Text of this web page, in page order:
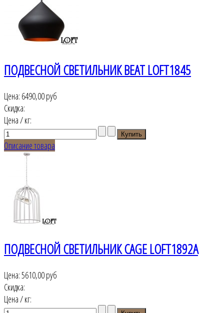
ПОДВЕСНОЙ СВЕТИЛЬНИК BEAT LOFT1845
Цена: 6490,00 руб
Скидка:
Цена / кг:
Описание товара
ПОДВЕСНОЙ СВЕТИЛЬНИК CAGE LOFT1892A
Цена:5610,00 руб
Скидка:
Цена / кг: